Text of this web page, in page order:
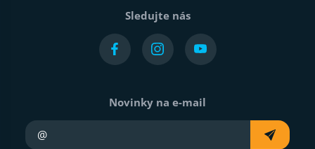
Sledujte nás
Novinky na e-mail